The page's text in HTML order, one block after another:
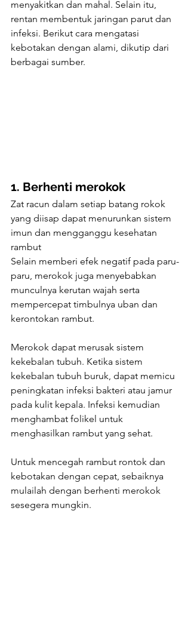
menyakitkan dan mahal. Selain itu,
rentan membentuk jaringan parut dan
infeksi. Berikut cara mengatasi
kebotakan dengan alami, dikutip dari
berbagai sumber.
1. Berhenti merokok
Zat racun dalam setiap batang rokok
yang diisap dapat menurunkan sistem
imun dan mengganggu kesehatan
rambut
Selain memberi efek negatif pada paru-
paru, merokok juga menyebabkan
munculnya kerutan wajah serta
mempercepat timbulnya uban dan
kerontokan rambut.
Merokok dapat merusak sistem
kekebalan tubuh. Ketika sistem
kekebalan tubuh buruk, dapat memicu
peningkatan infeksi bakteri atau jamur
pada kulit kepala. Infeksi kemudian
menghambat folikel untuk
menghasilkan rambut yang sehat.
Untuk mencegah rambut rontok dan
kebotakan dengan cepat, sebaiknya
mulailah dengan berhenti merokok
sesegera mungkin.